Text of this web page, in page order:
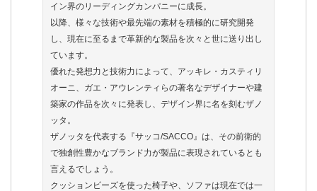
イン界のリーディングカンパニーに成長。
以降、様々な技術や最先端の素材を積極的に研究開発
し、現在に至るまで革新的な製品を次々と世に送り出し
ています。
優れた発想力と技術力によって、アッキレ・カスティリ
オーニ、ガエ・アウレンティらの著名なデザイナーや建
築家の作品を次々に発表し、デザイン界に名を刻むザノ
ッタ。
ザノッタを代表する『サッコ/SACCO』は、その前衛的
で独創性豊かなブランド力が製品に表現されているとも
言えるでしょう。
クッションビーズを使った椅子や、ソファは現在では一